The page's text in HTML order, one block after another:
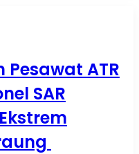
Pesawat ATR
SAR